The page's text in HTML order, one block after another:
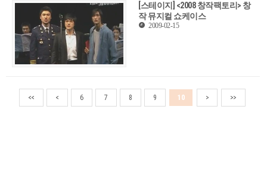
[스테이지] <2008 창작팩토리> 창
작 뮤지컬 쇼케이스
2009-02-15
<< < 6 7 8 9 10 > >>